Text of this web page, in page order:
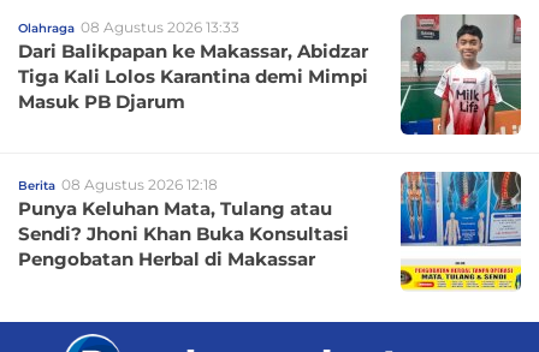
Olahraga 08 Agustus 2026 13:33
Dari Balikpapan ke Makassar, Abidzar
Tiga Kali Lolos Karantina demi Mimpi
Masuk PB Djarum
Berita 08 Agustus 2026 12:18
Punya Keluhan Mata, Tulang atau
Sendi? Jhoni Khan Buka Konsultasi
Pengobatan Herbal di Makassar